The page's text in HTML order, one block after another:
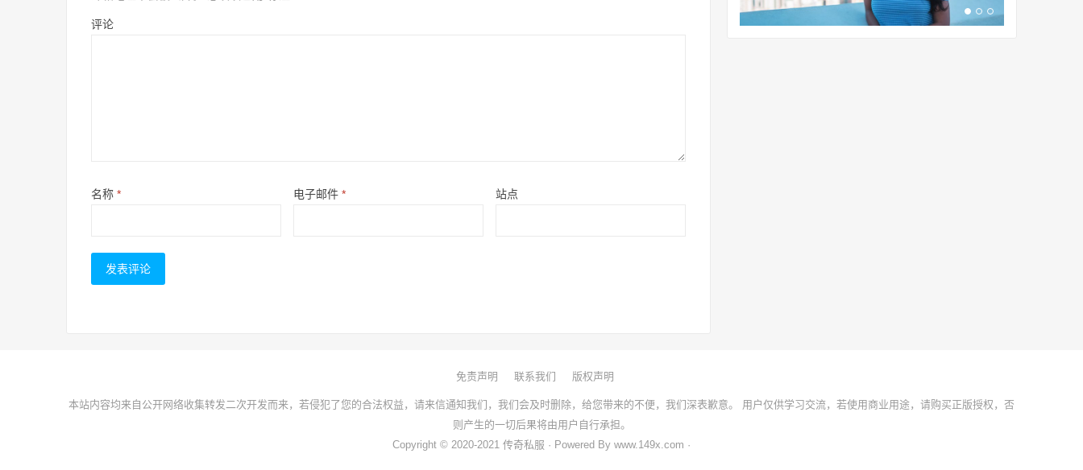
评论
名称 * 电子邮件 * 站点
免责声明 联系我们 版权声明
本站内容均来自公开网络收集转发二次开发而来，若侵犯了您的合法权益，请来信通知我们，我们会及时删除，给您带来的不便，我们深表歉意。 用户仅供学习交流，若使用商业用途，请购买正版授权，否
则产生的一切后果将由用户自行承担。
Copyright © 2020-2021 传奇私服 · Powered By www.149x.com ·